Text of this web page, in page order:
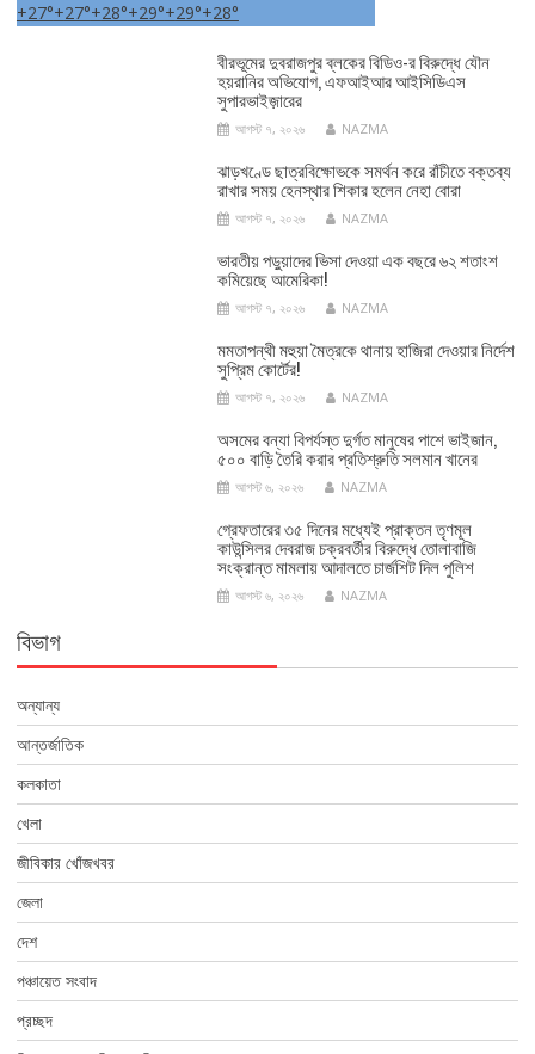
+27°+27°+28°+29°+29°+28°
বীরভূমের দুবরাজপুর ব্লকের বিডিও-র বিরুদ্ধে যৌন
হয়রানির অভিযোগ, এফআইআর আইসিডিএস
সুপারভাইজ়ারের
আগস্ট ৭, ২০২৬ NAZMA
ঝাড়খণ্ডে ছাত্রবিক্ষোভকে সমর্থন করে রাঁচীতে বক্তব্য
রাখার সময় হেনস্থার শিকার হলেন নেহা বোরা
আগস্ট ৭, ২০২৬ NAZMA
ভারতীয় পড়ুয়াদের ভিসা দেওয়া এক বছরে ৬২ শতাংশ
কমিয়েছে আমেরিকা!
আগস্ট ৭, ২০২৬ NAZMA
মমতাপন্থী মহুয়া মৈত্রকে থানায় হাজিরা দেওয়ার নির্দেশ
সুপ্রিম কোর্টের!
আগস্ট ৭, ২০২৬ NAZMA
অসমের বন্যা বিপর্যস্ত দুর্গত মানুষের পাশে ভাইজান,
৫০০ বাড়ি তৈরি করার প্রতিশ্রুতি সলমান খানের
আগস্ট ৬, ২০২৬ NAZMA
গ্রেফতারের ৩৫ দিনের মধ্যেই প্রাক্তন তৃণমূল
কাউন্সিলর দেবরাজ চক্রবর্তীর বিরুদ্ধে তোলাবাজি
সংক্রান্ত মামলায় আদালতে চার্জশিট দিল পুলিশ
আগস্ট ৬, ২০২৬ NAZMA
বিভাগ
অন্যান্য
আন্তর্জাতিক
কলকাতা
খেলা
জীবিকার খোঁজখবর
জেলা
দেশ
পঞ্চায়েত সংবাদ
প্রচ্ছদ